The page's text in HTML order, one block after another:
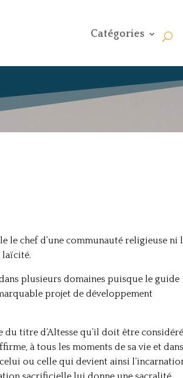
Catégories
le chef d’une communauté religieuse ni
laïcité.
plusieurs domaines puisque le guide
projet de développement
du titre d’Altesse qu’il doit être considéré
à tous les moments de sa vie et
ou celle qui devient ainsi